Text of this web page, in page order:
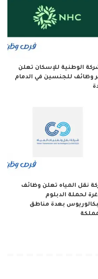
الوطنية للإسكان تعلن
وظائف للجنسين في الدمام
نقل المياه تعلن وظائف
لحملة الدبلوم
بعدة مناطق